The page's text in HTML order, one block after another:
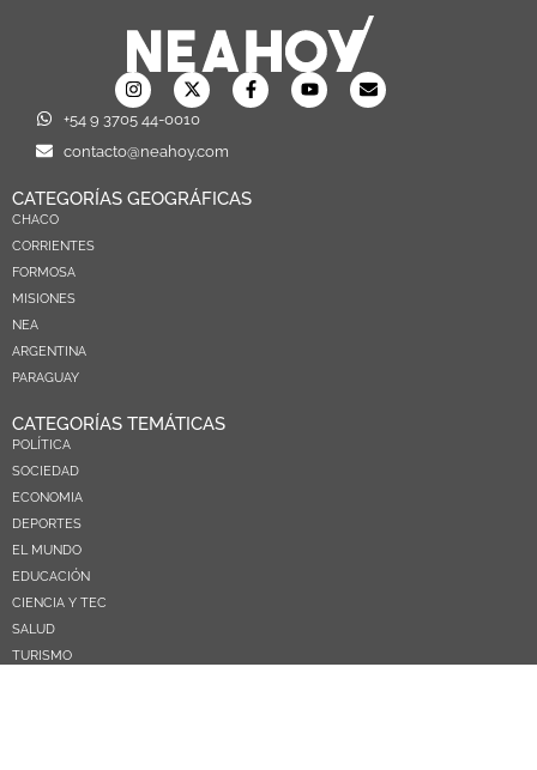
+54 9 3705 44-0010
contacto@neahoy.com
CATEGORÍAS GEOGRÁFICAS
CHACO
CORRIENTES
FORMOSA
MISIONES
NEA
ARGENTINA
PARAGUAY
CATEGORÍAS TEMÁTICAS
POLÍTICA
SOCIEDAD
ECONOMIA
DEPORTES
EL MUNDO
EDUCACIÓN
CIENCIA Y TEC
SALUD
TURISMO